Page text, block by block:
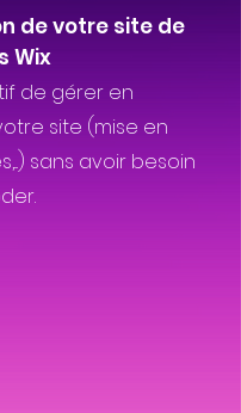
de votre site de
Wix
de gérer en
site (mise en
sans avoir besoin